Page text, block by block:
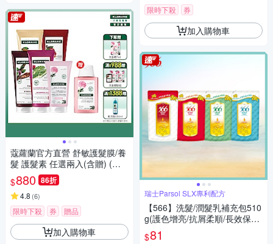
蔻蘿蘭官方直營 舒敏護髮膜/養
髮 護髮素 任選兩入(含贈) (正
常/效期品任選)
$880 86折
4.8 (6)
限時下殺 券 贈品
加入購物車
限時下殺 券
加入購物車
瑞士Parsol SLX專利配方
【566】洗髮/潤髮乳補充包510
g(護色增亮/抗屑柔順/長效保濕/
護色增亮(潤髮) 4款任選)
$81